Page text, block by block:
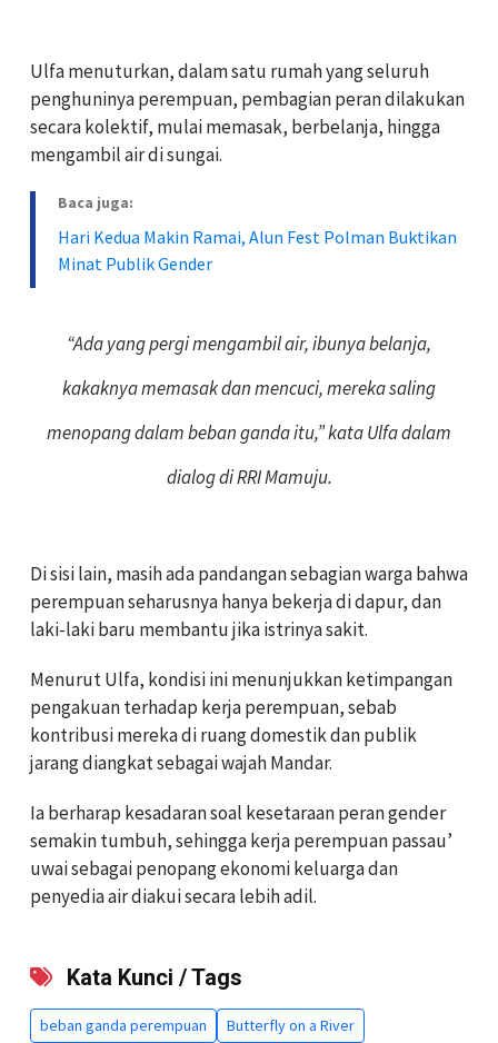
Ulfa menuturkan, dalam satu rumah yang seluruh
penghuninya perempuan, pembagian peran dilakukan
secara kolektif, mulai memasak, berbelanja, hingga
mengambil air di sungai.
Baca juga:
Hari Kedua Makin Ramai, Alun Fest Polman Buktikan
Minat Publik Gender
“Ada yang pergi mengambil air, ibunya belanja,
kakaknya memasak dan mencuci, mereka saling
menopang dalam beban ganda itu,” kata Ulfa dalam
dialog di RRI Mamuju.
Di sisi lain, masih ada pandangan sebagian warga bahwa
perempuan seharusnya hanya bekerja di dapur, dan
laki-laki baru membantu jika istrinya sakit.
Menurut Ulfa, kondisi ini menunjukkan ketimpangan
pengakuan terhadap kerja perempuan, sebab
kontribusi mereka di ruang domestik dan publik
jarang diangkat sebagai wajah Mandar.
Ia berharap kesadaran soal kesetaraan peran gender
semakin tumbuh, sehingga kerja perempuan passau’
uwai sebagai penopang ekonomi keluarga dan
penyedia air diakui secara lebih adil.
Kata Kunci / Tags
beban ganda perempuan Butterfly on a River